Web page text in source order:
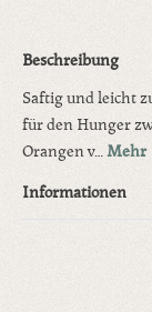
Beschreibung
Saftig und leicht
für den Hunger
Orangen v…Mehr
Informationen